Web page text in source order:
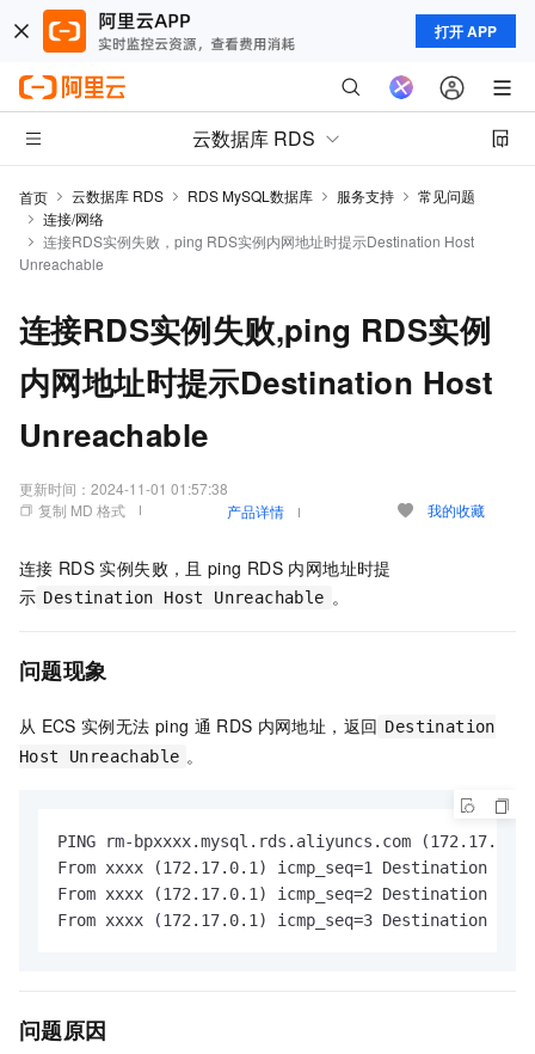
打开 APP
云数据库 RDS
首页 云数据库 RDS RDS MySQL数据库 服务支持
常见问题
连接/网络
连接RDS实例失败，ping RDS实例内网地址时提示Destination Host
Unreachable
连接RDS实例失败,ping RDS实例
内网地址时提示Destination Host
Unreachable
更新时间： 2024-11-01 01:57:38
复制 MD 格式
产品详情 我的收藏
连接 RDS 实例失败，且 ping RDS 内网地址时提
示 Destination Host Unreachable 。
问题现象
从 ECS 实例无法 ping 通 RDS 内网地址，返回 Destination
Host Unreachable 。
PING rm-bpxxxx.mysql.rds.aliyuncs.com
From xxxx (172.17.0.1) icmp_seq=1 Destination
From xxxx (172.17.0.1) icmp_seq=2 Destination
From xxxx (172.17.0.1) icmp_seq=3 Destination
问题原因